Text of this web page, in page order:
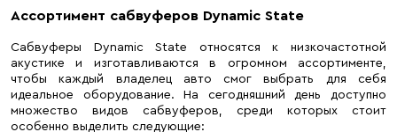
Ассортимент сабвуферов Dynamic State
Сабвуферы Dynamic State относятся к низкочастотной
акустике и изготавливаются в огромном ассортименте,
чтобы каждый владелец авто смог выбрать для себя
идеальное оборудование. На сегодняшний день доступно
множество видов сабвуферов, среди которых стоит
особенно выделить следующие: